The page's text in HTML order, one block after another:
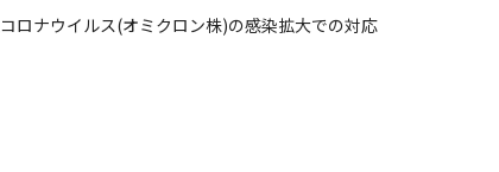
ロナウイルス(オミクロン株)の感染拡大での対応